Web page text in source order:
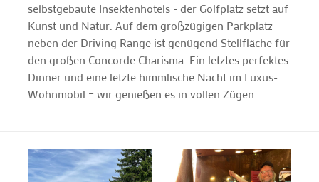
selbstgebaute Insektenhotels - der Golfplatz setzt auf
Kunst und Natur. Auf dem großzügigen Parkplatz
neben der Driving Range ist genügend Stellfläche für
den großen Concorde Charisma. Ein letztes perfektes
Dinner und eine letzte himmlische Nacht im Luxus-
Wohnmobil – wir genießen es in vollen Zügen.